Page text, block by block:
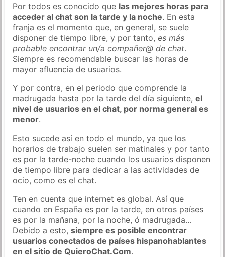
Por todos es conocido que las mejores horas para
acceder al chat son la tarde y la noche. En esta
franja es el momento que, en general, se suele
disponer de tiempo libre, y por tanto,es más
probable encontrar un/a compañer@ de chat.
Siempre es recomendable buscar las horas de
mayor afluencia de usuarios.
Y por contra, en el periodo que comprende la
madrugada hasta por la tarde del día siguiente,el
nivel de usuarios en el chat, por norma general es
menor.
Esto sucede así en todo el mundo, ya que los
horarios de trabajo suelen ser matinales y por tanto
es por la tarde-noche cuando los usuarios disponen
de tiempo libre para dedicar a las actividades de
ocio, como es el chat.
Ten en cuenta que internet es global. Así que
cuando en España es por la tarde, en otros países
es por la mañana, por la noche, ó madrugada…
Debido a esto,siempre es posible encontrar
usuarios conectados de países hispanohablantes
en el sitio de QuieroChat.Com.